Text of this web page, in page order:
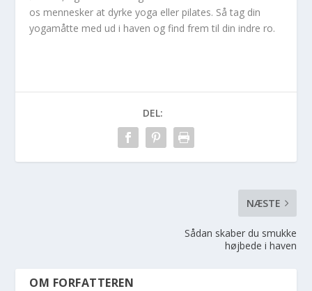
os mennesker at dyrke yoga eller pilates. Så tag din
yogamåtte med ud i haven og find frem til din indre ro.
DEL:
NÆSTE
Sådan skaber du smukke
højbede i haven
OM FORFATTEREN